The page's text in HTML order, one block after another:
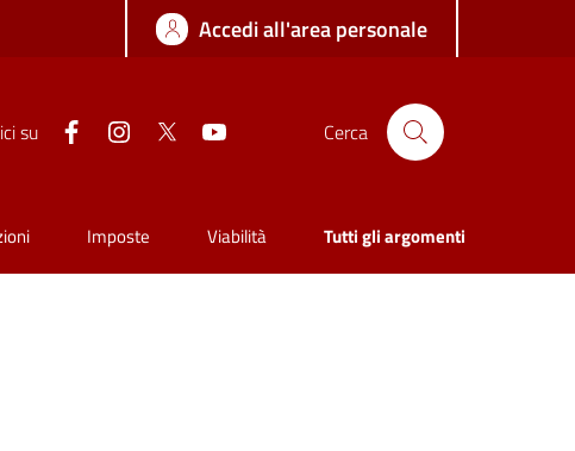
Accedi all'area personale
su Facebook InstagramTwitter Cerca
Imposte Viabilità Tutti gli argomenti